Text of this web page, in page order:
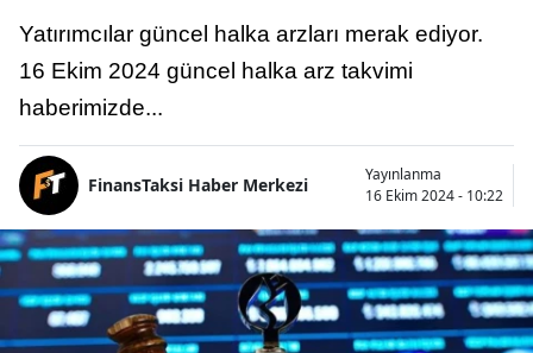
Yatırımcılar güncel halka arzları merak ediyor.
16 Ekim 2024 güncel halka arz takvimi
haberimizde...
FinansTaksi Haber Merkezi
Yayınlanma
16 Ekim 2024 - 10:22